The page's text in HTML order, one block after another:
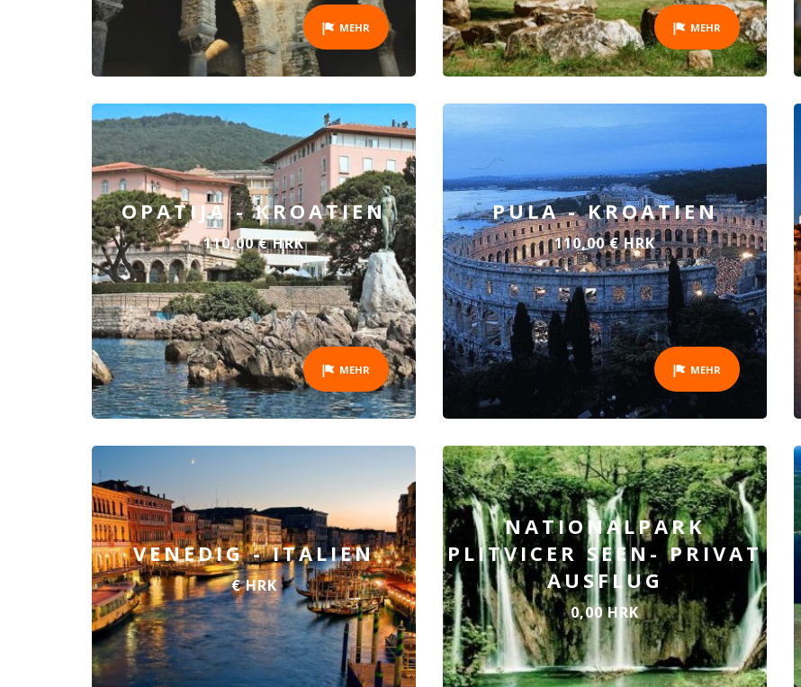
MEHR MEHR
OPATIJA - KROATIEN
110,00 € HRK
MEHR
PULA - KROATIEN
110,00 € HRK
MEHR
VENEDIG - ITALIEN
€ HRK
NATIONALPARK
PLITVICER SEEN- PRIVAT
AUSFLUG
0,00 HRK